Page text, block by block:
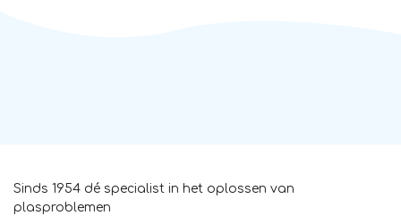
Sinds 1954 dé specialist in het oplossen van
plasproblemen